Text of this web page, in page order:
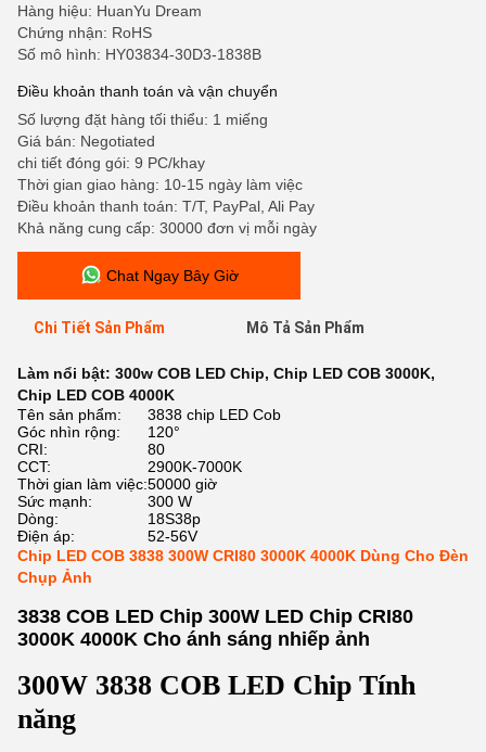
Hàng hiệu: HuanYu Dream
Chứng nhận: RoHS
Số mô hình: HY03834-30D3-1838B
Điều khoản thanh toán và vận chuyển
Số lượng đặt hàng tối thiểu: 1 miếng
Giá bán: Negotiated
chi tiết đóng gói: 9 PC/khay
Thời gian giao hàng: 10-15 ngày làm việc
Điều khoản thanh toán: T/T, PayPal, Ali Pay
Khả năng cung cấp: 30000 đơn vị mỗi ngày
Chat Ngay Bây Giờ
Chi Tiết Sản Phẩm Mô Tả Sản Phẩm
Làm nổi bật: 300w COB LED Chip, Chip LED COB 3000K,
Chip LED COB 4000K
Tên sản phẩm:
3838 chip LED Cob
Góc nhìn rộng:
120°
CRI:
80
CCT:
2900K-7000K
Thời gian làm việc:50000 giờ
Sức mạnh:
300 W
Dòng:
18S38p
Điện áp:
52-56V
Chip LED COB 3838 300W CRI80 3000K 4000K Dùng Cho Đèn
Chụp Ảnh
3838 COB LED Chip 300W LED Chip CRI80
3000K 4000K Cho ánh sáng nhiếp ảnh
300W 3838 COB LED Chip Tính
năng